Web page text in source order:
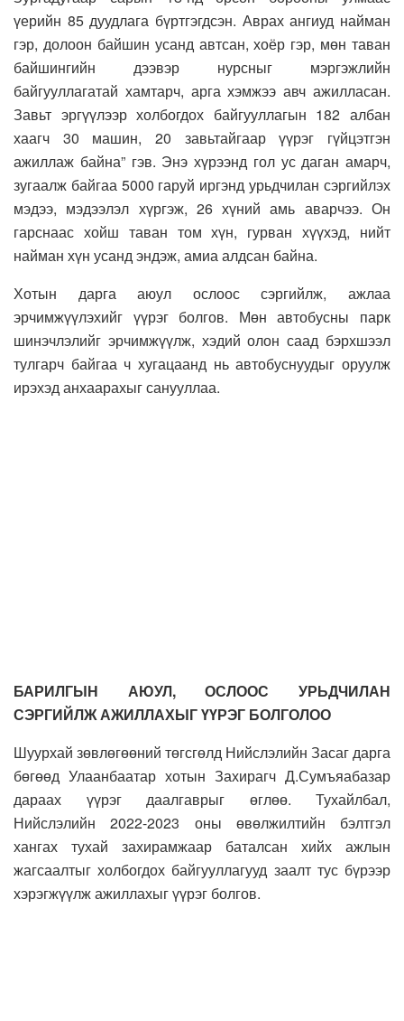
үерийн 85 дуудлага бүртгэгдсэн. Аврах ангиуд найман
гэр, долоон байшин усанд автсан, хоёр гэр, мөн таван
байшингийн дээвэр нурсныг мэргэжлийн
байгууллагатай хамтарч, арга хэмжээ авч ажилласан.
Завьт эргүүлээр холбогдох байгууллагын 182 албан
хаагч 30 машин, 20 завьтайгаар үүрэг гүйцэтгэн
ажиллаж байна” гэв. Энэ хүрээнд гол ус даган амарч,
зугаалж байгаа 5000 гаруй иргэнд урьдчилан сэргийлэх
мэдээ, мэдээлэл хүргэж, 26 хүний амь аварчээ. Он
гарснаас хойш таван том хүн, гурван хүүхэд, нийт
найман хүн усанд эндэж, амиа алдсан байна.
Хотын дарга аюул ослоос сэргийлж, ажлаа
эрчимжүүлэхийг үүрэг болгов. Мөн автобусны парк
шинэчлэлийг эрчимжүүлж, хэдий олон саад бэрхшээл
тулгарч байгаа ч хугацаанд нь автобуснуудыг оруулж
ирэхэд анхаарахыг санууллаа.
БАРИЛГЫН АЮУЛ, ОСЛООС УРЬДЧИЛАН
СЭРГИЙЛЖ АЖИЛЛАХЫГ ҮҮРЭГ БОЛГОЛОО
Шуурхай зөвлөгөөний төгсгөлд Нийслэлийн Засаг дарга
бөгөөд Улаанбаатар хотын Захирагч Д.Сумъяабазар
дараах үүрэг даалгаврыг өглөө. Тухайлбал,
Нийслэлийн 2022-2023 оны өвөлжилтийн бэлтгэл
хангах тухай захирамжаар баталсан хийх ажлын
жагсаалтыг холбогдох байгууллагууд заалт тус бүрээр
хэрэгжүүлж ажиллахыг үүрэг болгов.